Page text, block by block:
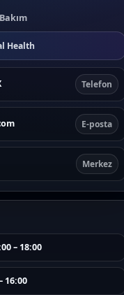
Health
Telefon
E-posta
Merkez
– 18:00
16:00